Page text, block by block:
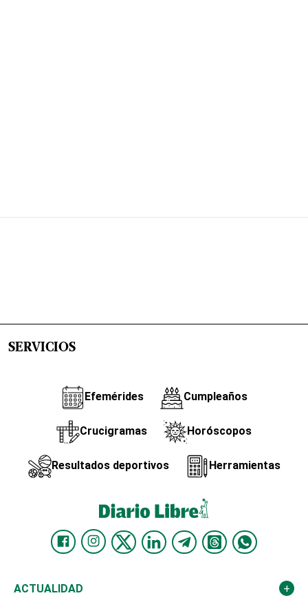
SERVICIOS
Efemérides Cumpleaños
Crucigramas Horóscopos
Resultados deportivos Herramientas
ACTUALIDAD